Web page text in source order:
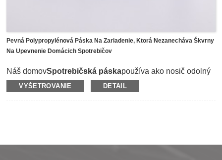
Pevná Polypropylénová Páska Na Zariadenie, Ktorá Nezanecháva Škvrny
Na Upevnenie Domácich Spotrebičov
Náš domovSpotrebičská páskapoužíva ako nosič odolný
natiahnutý polypropylén a potiahnutý nefarbiacim lepidlom
z prírodného kaučuku bez zvyškov.Je špeciálne navrhnutý
polypropylénová páska pevne pripútať a držať
VYŠETROVANIE DETAIL